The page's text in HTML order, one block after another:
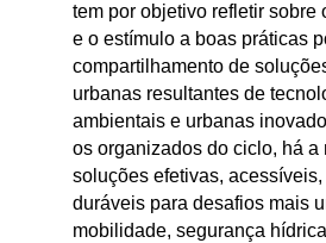
tem por objetivo refletir sobre
e o estímulo a boas práticas
compartilhamento de
urbanas resultantes de
ambientais e urbanas
os organizados do ciclo, há a
soluções efetivas,
duráveis para desafios mais
mobilidade, segurança